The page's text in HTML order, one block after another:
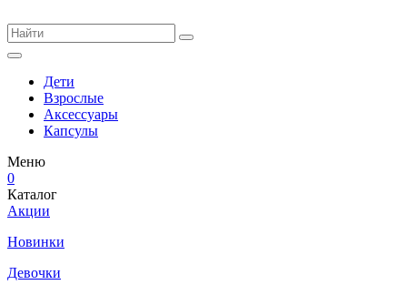
Дети
Взрослые
Аксессуары
Капсулы
Меню
0
Каталог
Акции
Новинки
Девочки